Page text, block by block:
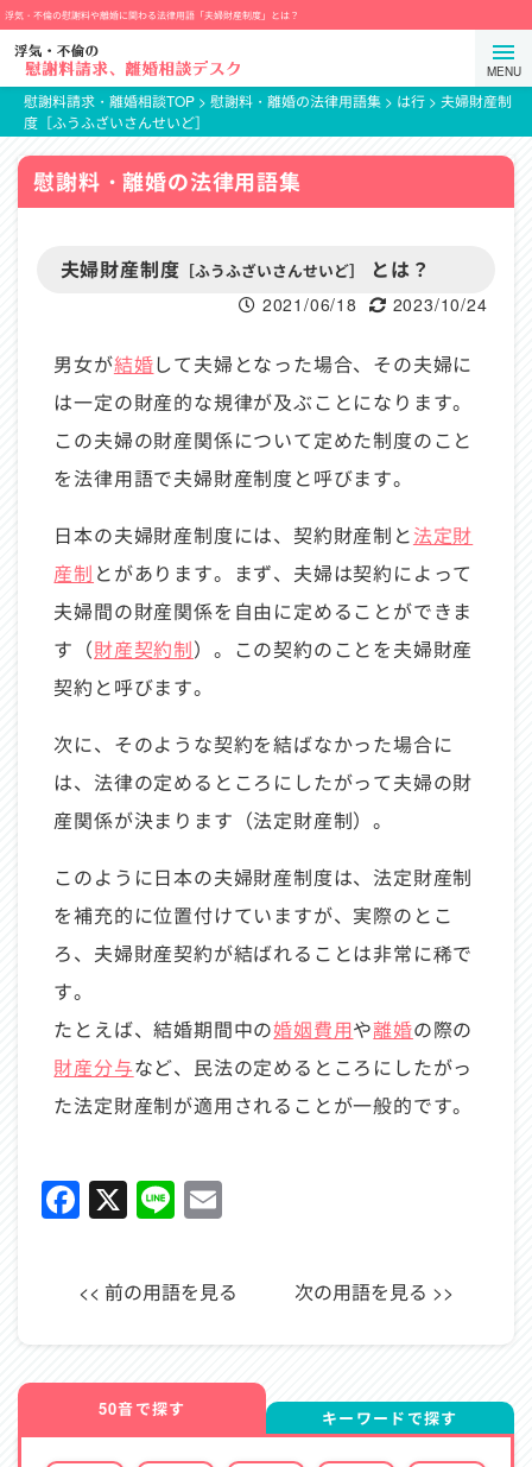
コ
ン
ま
ス
浮気・不倫の慰謝料や離婚に関わる法律用語「夫婦財産制度」とは？
弁
人
ロ
メ
ニ
ー
開
慰謝料請求・離婚相談TOP> 慰謝料・離婚の法律用語集> は行> 夫婦財産制
度［ふうふざいさんせいど］
慰謝料・離婚の法律用語集
夫婦財産制度 ［ふうふざいさんせいど］ とは？
2021/06/18 2023/10/24
男女が結婚して夫婦となった場合、その夫婦に
は一定の財産的な規律が及ぶことになります。
この夫婦の財産関係について定めた制度のこと
を法律用語で夫婦財産制度と呼びます。
日本の夫婦財産制度には、契約財産制と法定財
産制 とがあります。まず、夫婦は契約によって
夫婦間の財産関係を自由に定めることができま
す（財産契約制）。この契約のことを夫婦財産
契約と呼びます。
次に、そのような契約を結ばなかった場合に
は、法律の定めるところにしたがって夫婦の財
産関係が決まります（法定財産制）。
このように日本の夫婦財産制度は、法定財産制
を補充的に位置付けていますが、実際のとこ
ろ、夫婦財産契約が結ばれることは非常に稀で
す。
たとえば、結婚期間中の婚姻費用や離婚の際の
財産分与など、民法の定めるところにしたがっ
た法定財産制が適用されることが一般的です。
Facebook
X Line
<< 前の用語を見る 次の用語を見る >>
50音で探す キーワードで探す